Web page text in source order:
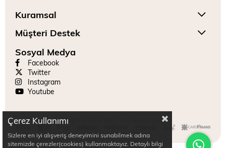
Kuramsal
Müşteri Destek
Sosyal Medya
Facebook
Twitter
Instagram
Youtube
Copyright © 2024 Mitr. Tüm hakları saklıdır.
Çerez Kullanımı
Sizlere en iyi alışveriş deneyimini sunabilmek adına
sitemizde çerezler(cookies) kullanmaktayız. Detaylı bilgi